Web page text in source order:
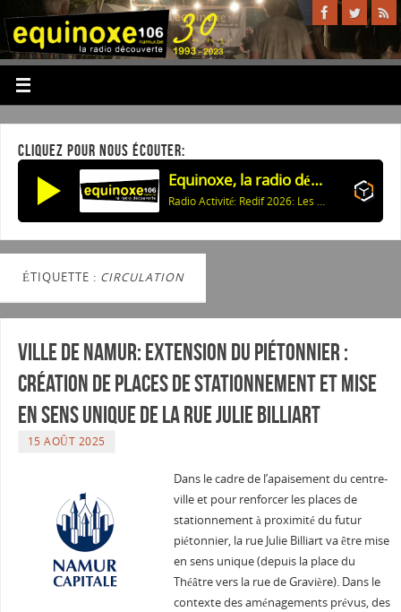
CLIQUEZ POUR NOUS ÉCOUTER:
Equinoxe, la radio découverte
Radio Activité: Redif 2026: Les Compagnons de Buley - Croisière sur la meuse
ÉTIQUETTE : CIRCULATION
Ville de Namur: Extension du piétonnier :
Création de places de stationnement et mise
en sens unique de la rue Julie Billiart
15 AOÛT 2025
Dans le cadre de l’apaisement du centre-
ville et pour renforcer les places de
stationnement à proximité du futur
piétonnier, la rue Julie Billiart va être mise
en sens unique (depuis la place du
Théâtre vers la rue de Gravière). Dans le
contexte des aménagements prévus, des